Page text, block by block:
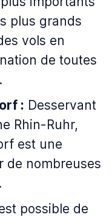
plus grands
vols en
de toutes
: Desservant
Rhin-Ruhr,
est une
de nombreuses
possible de